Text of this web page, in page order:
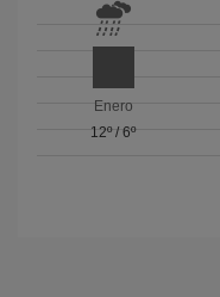
Enero
12º/6º